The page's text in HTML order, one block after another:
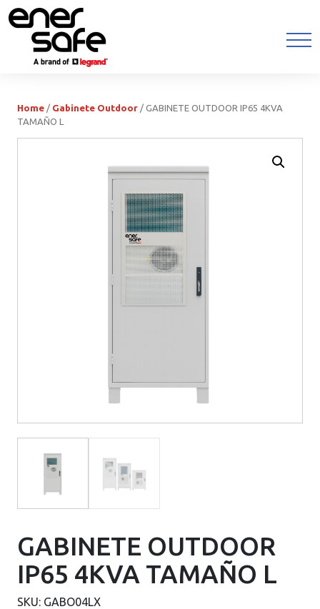
Home / Gabinete Outdoor / GABINETE OUTDOOR IP65 4KVA
TAMAÑO L
GABINETE OUTDOOR
IP65 4KVA TAMAÑO L
SKU: GABO04LX